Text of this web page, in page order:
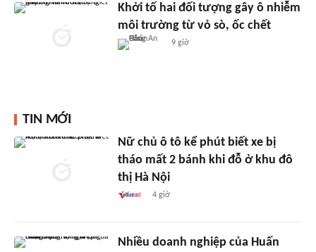
Khởi tố hai đối tượng gây ô nhiễm
môi trường từ vỏ sò, ốc chết
9 giờ
TIN MỚI
Nữ chủ ô tô kể phút biết xe bị
tháo mất 2 bánh khi đỗ ở khu đô
thị Hà Nội
4 giờ
Nhiều doanh nghiệp của Huấn